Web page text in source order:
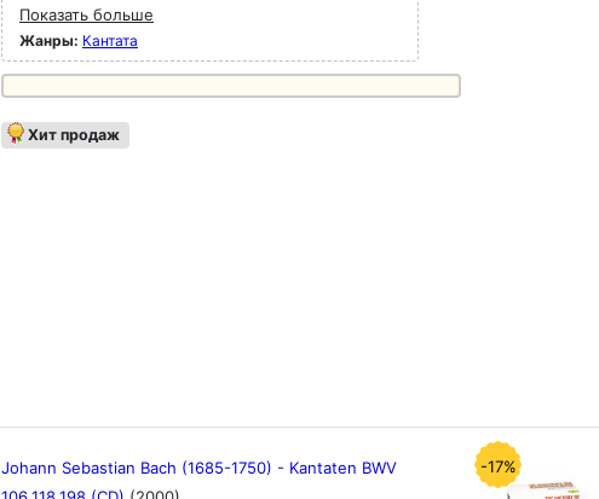
Показать больше
Жанры: Кантата
Хит продаж
Johann Sebastian Bach (1685-1750) - Kantaten BWV
-17%